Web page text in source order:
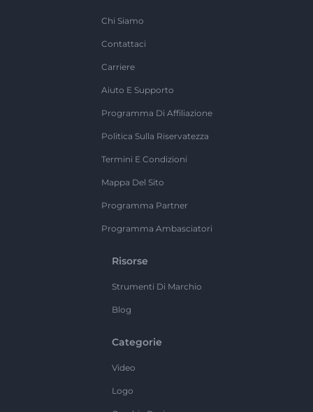
Chi Siamo
Contattaci
Carriere
Aiuto E Supporto
Programma Di Affiliazione
Politica Sulla Riservatezza
Termini E Condizioni
Mappa Del Sito
Programma Partner
Programma Ambasciatori
Risorse
Strumenti Di Marchio
Blog
Categorie
Video
Logo